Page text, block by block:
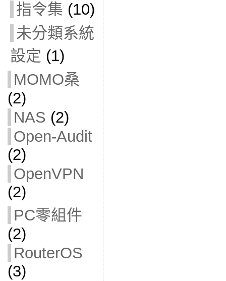
指令集 (10)
未分類系統
設定 (1)
MOMO桑
(2)
NAS (2)
Open-Audit
(2)
OpenVPN
(2)
PC零組件
(2)
RouterOS
(3)